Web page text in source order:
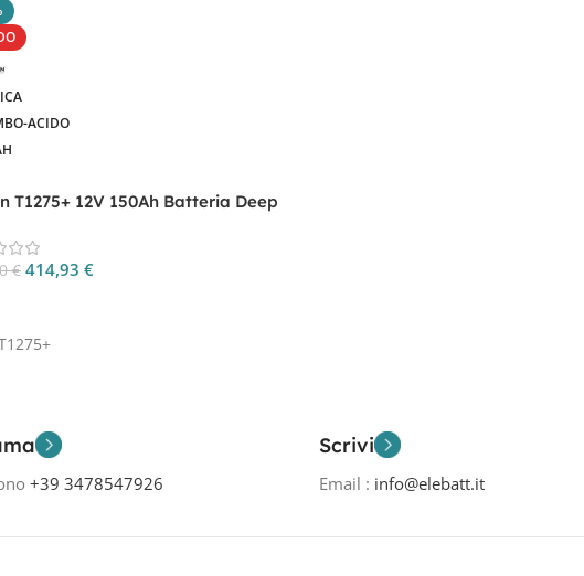
ACIDO
T1275+ 12V 150Ah Batteria Deep
€ 414,93 €
+39 3478547926
Scrivi
Email : info@elebatt.it